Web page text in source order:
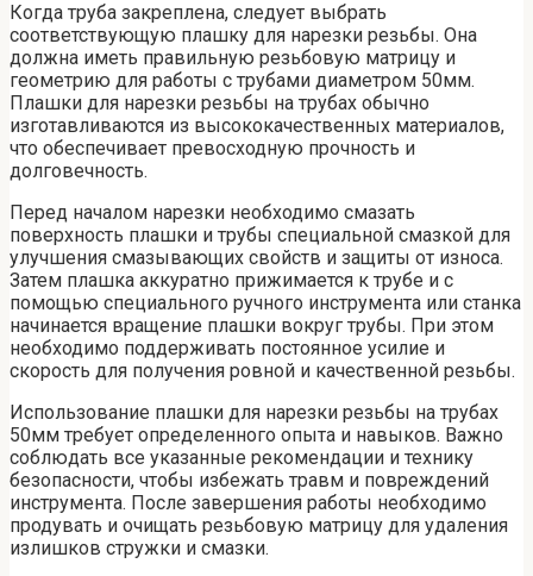
Когда труба закреплена, следует выбрать
соответствующую плашку для нарезки резьбы. Она
должна иметь правильную резьбовую матрицу и
геометрию для работы с трубами диаметром 50мм.
Плашки для нарезки резьбы на трубах обычно
изготавливаются из высококачественных материалов,
что обеспечивает превосходную прочность и
долговечность.
Перед началом нарезки необходимо смазать
поверхность плашки и трубы специальной смазкой для
улучшения смазывающих свойств и защиты от износа.
Затем плашка аккуратно прижимается к трубе и с
помощью специального ручного инструмента или станка
начинается вращение плашки вокруг трубы. При этом
необходимо поддерживать постоянное усилие и
скорость для получения ровной и качественной резьбы.
Использование плашки для нарезки резьбы на трубах
50мм требует определенного опыта и навыков. Важно
соблюдать все указанные рекомендации и технику
безопасности, чтобы избежать травм и повреждений
инструмента. После завершения работы необходимо
продувать и очищать резьбовую матрицу для удаления
излишков стружки и смазки.